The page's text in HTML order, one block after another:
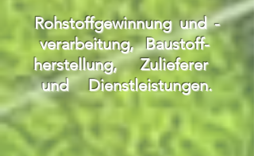
Rohstoffgewinnung und -
verarbeitung, Baustoff-
herstellung, Zulieferer
und Dienstleistungen.